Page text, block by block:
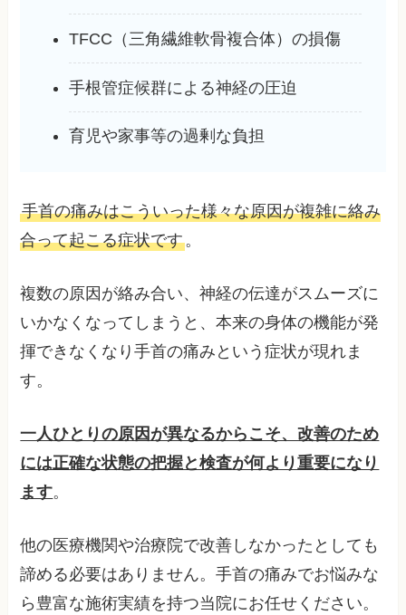
TFCC（三角繊維軟骨複合体）の損傷
手根管症候群による神経の圧迫
育児や家事等の過剰な負担
手首の痛みはこういった様々な原因が複雑に絡み
合って起こる症状です。
複数の原因が絡み合い、神経の伝達がスムーズに
いかなくなってしまうと、本来の身体の機能が発
揮できなくなり手首の痛みという症状が現れま
す。
一人ひとりの原因が異なるからこそ、改善のため
には正確な状態の把握と検査が何より重要になり
ます。
他の医療機関や治療院で改善しなかったとしても
諦める必要はありません。手首の痛みでお悩みな
ら豊富な施術実績を持つ当院にお任せください。